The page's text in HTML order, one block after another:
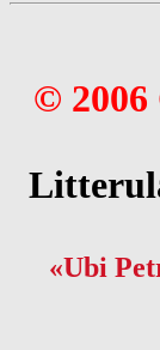
© 2006
«Ubi